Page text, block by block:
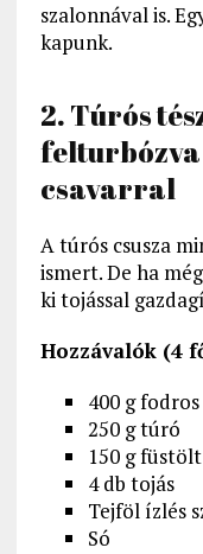
szalonnával is.
kapunk.
2. Túrós
felturbózva
csavarral
A túrós csusza
ismert. De ha
ki tojással
Hozzávalók (4
400 g
250 g túró
150 g
4 db tojás
Tejföl ízlés
Só